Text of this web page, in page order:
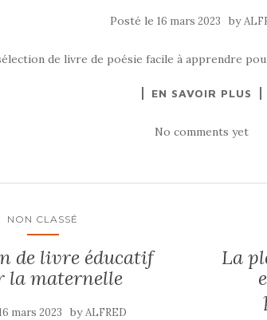
Posté le 16 mars 2023 by
de livre de poésie facile à apprendre
EN SAVOIR PLUS
No comments yet
NON CLASSÉ
de livre éducatif
la maternelle
mars 2023 byALFRED
La